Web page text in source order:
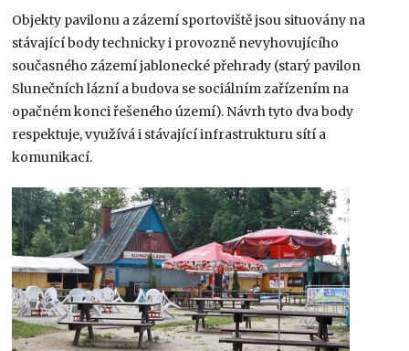
Objekty pavilonu a zázemí sportoviště jsou situovány na
stávající body technicky i provozně nevyhovujícího
současného zázemí jablonecké přehrady (starý pavilon
Slunečních lázní a budova se sociálním zařízením na
opačném konci řešeného území). Návrh tyto dva body
respektuje, využívá i stávající infrastrukturu sítí a
komunikací.